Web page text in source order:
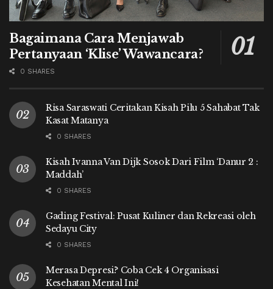
Bagaimana Cara Menjawab
Pertanyaan ‘Klise’ Wawancara?
0 SHARES
Risa Saraswati Ceritakan Kisah Pilu 5 Sahabat Tak
Kasat Matanya
0 SHARES
Kisah Ivanna Van Dijk Sosok Dari Film ‘Danur 2 :
Maddah’
0 SHARES
Gading Festival: Pusat Kuliner dan Rekreasi oleh
Sedayu City
0 SHARES
Merasa Depresi? Coba Cek 4 Organisasi
Kesehatan Mental Ini!